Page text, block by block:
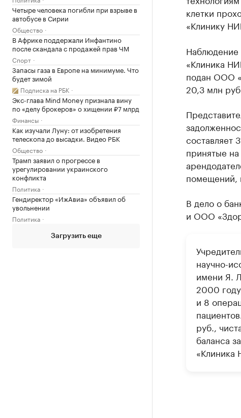
Четыре человека погибли при взрыве в
автобусе в Сирии
Общество
В Африке поддержали Инфантино
после скандала с продажей прав ЧМ
Спорт
Запасы газа в Европе на минимуме. Что
будет зимой
Подписка на РБК
Экс-глава Mind Money признала вину
по «делу брокеров» о хищении ₽7 млрд
Финансы
Как изучали Луну: от изобретения
телескопа до высадки. Видео РБК
Общество
Трамп заявил о прогрессе в
урегулировании украинского
конфликта
Политика
Гендиректор «ИжАвиа» объявил об
увольнении
Политика
Загрузить еще
клетки
«Клинику
Наблюдение
«Клиника
подан ООО
20,3 млн руб.
составляет
принятые на
помещений,
В дело о
и ООО
научно-
имени Я.
2000
и 8
руб.,
баланса
«Клиника